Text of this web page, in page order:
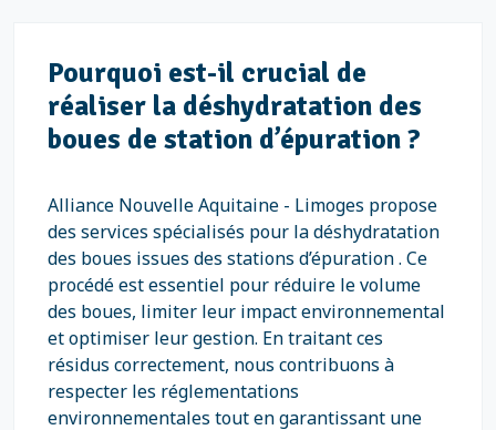
Pourquoi est-il crucial de
réaliser la déshydratation des
boues de station d’épuration ?
Alliance Nouvelle Aquitaine - Limoges propose
des services spécialisés pour la déshydratation
des boues issues des stations d’épuration . Ce
procédé est essentiel pour réduire le volume
des boues, limiter leur impact environnemental
et optimiser leur gestion. En traitant ces
résidus correctement, nous contribuons à
respecter les réglementations
environnementales tout en garantissant une